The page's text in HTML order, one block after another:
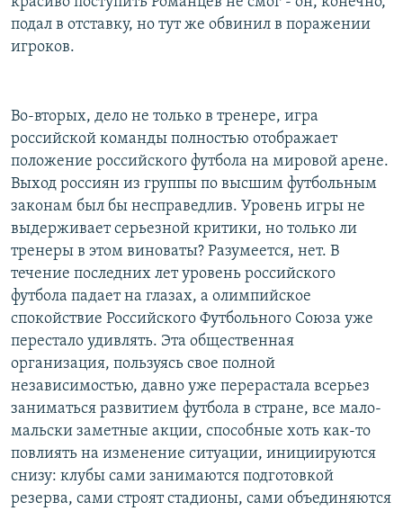
подал в отставку, но тут же обвинил в поражении
игроков.
Во-вторых, дело не только в тренере, игра
российской команды полностью отображает
положение российского футбола на мировой арене.
Выход россиян из группы по высшим футбольным
законам был бы несправедлив. Уровень игры не
выдерживает серьезной критики, но только ли
тренеры в этом виноваты? Разумеется, нет. В
течение последних лет уровень российского
футбола падает на глазах, а олимпийское
спокойствие Российского Футбольного Союза уже
перестало удивлять. Эта общественная
организация, пользуясь свое полной
независимостью, давно уже перерастала всерьез
заниматься развитием футбола в стране, все мало-
мальски заметные акции, способные хоть как-то
повлиять на изменение ситуации, инициируются
снизу: клубы сами занимаются подготовкой
резерва, сами строят стадионы, сами объединяются